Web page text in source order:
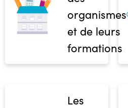
organismes
et de leurs
formations
Les